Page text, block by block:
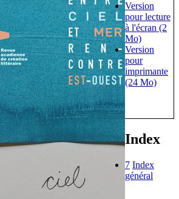
Version
pour lecture
à l'écran (2
Mo)
Version
pour
imprimante
(24 Mo)
Index
7 Index
général